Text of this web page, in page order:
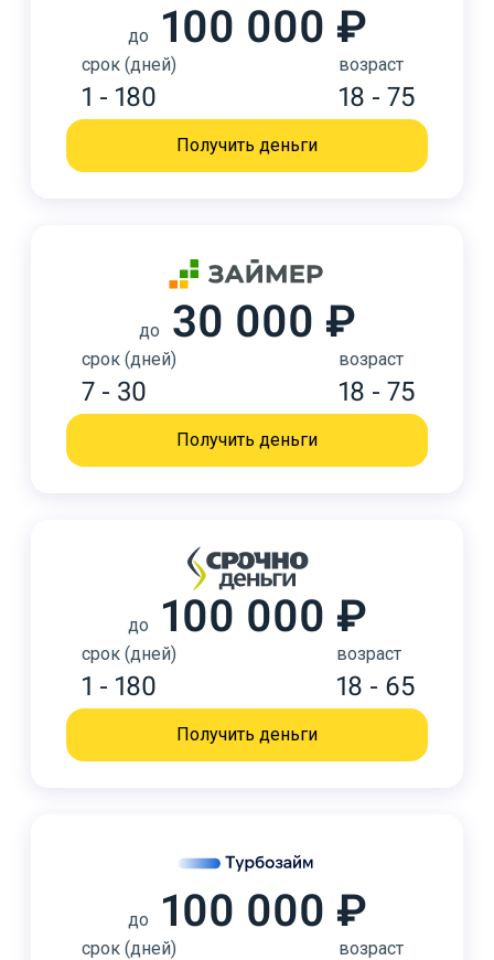
до 100 000 ₽
срок (дней)
1 - 180
возраст
18 - 75
Получить деньги
до 30 000 ₽
срок (дней)
7 - 30
возраст
18 - 75
Получить деньги
до 100 000 ₽
срок (дней)
1 - 180
возраст
18 - 65
Получить деньги
до 100 000 ₽
срок (дней) возраст